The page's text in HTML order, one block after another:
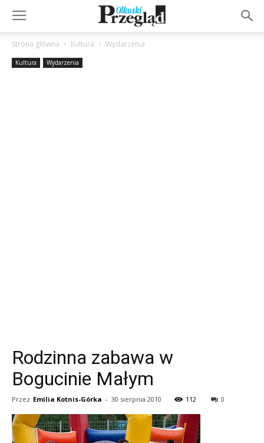
Strona główna Kultura Wydarzenia
Kultura Wydarzenia
Rodzinna zabawa w
Bogucinie Małym
Przez Emilia Kotnis-Górka - 30 sierpnia 2010 112 0